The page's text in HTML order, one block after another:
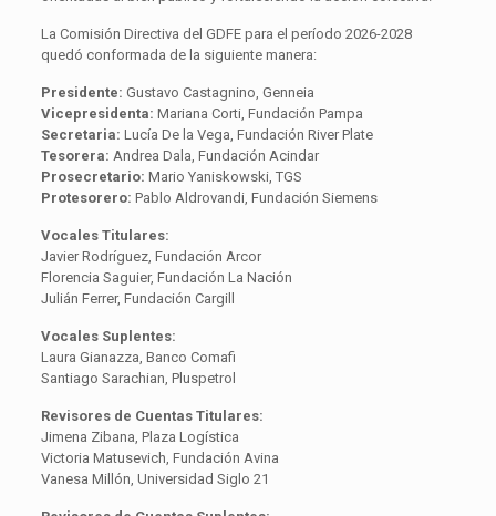
La Comisión Directiva del GDFE para el período 2026-2028
quedó conformada de la siguiente manera:
Presidente: Gustavo Castagnino, Genneia
Vicepresidenta: Mariana Corti, Fundación Pampa
Secretaria: Lucía De la Vega, Fundación River Plate
Tesorera: Andrea Dala, Fundación Acindar
Prosecretario: Mario Yaniskowski, TGS
Protesorero: Pablo Aldrovandi, Fundación Siemens
Vocales Titulares:
Javier Rodríguez, Fundación Arcor
Florencia Saguier, Fundación La Nación
Julián Ferrer, Fundación Cargill
Vocales Suplentes:
Laura Gianazza, Banco Comafi
Santiago Sarachian, Pluspetrol
Revisores de Cuentas Titulares:
Jimena Zibana, Plaza Logística
Victoria Matusevich, Fundación Avina
Vanesa Millón, Universidad Siglo 21